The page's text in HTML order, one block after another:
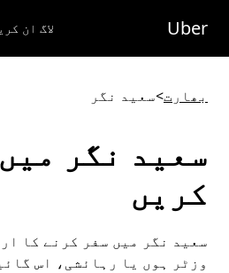
مواد
جائیں
Uber لاگ ان
بھارت>سعید نگر
سعید نگر
کریں
سعید نگر میں سفر کرنے کا
وزٹر ہوں یا رہائشی، اس